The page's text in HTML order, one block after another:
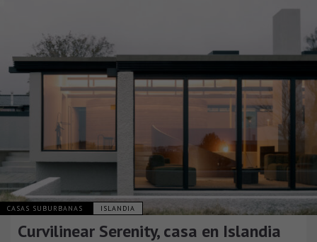
CASAS SUBURBANAS ISLANDIA
Curvilinear Serenity, casa en Islandia